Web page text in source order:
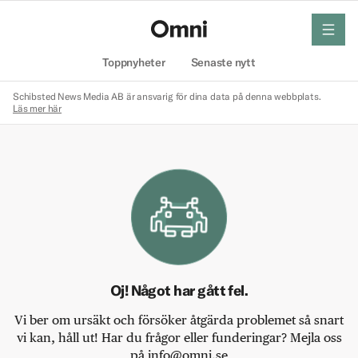
Toppnyheter Senaste nytt
meny
Schibsted News Media AB är ansvarig för dina data på denna webbplats.
Läs mer här
Oj! Något har gått fel.
Vi ber om ursäkt och försöker åtgärda problemet så snart
vi kan, håll ut! Har du frågor eller funderingar? Mejla oss